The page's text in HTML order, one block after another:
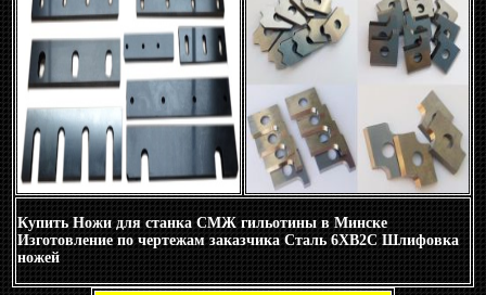
Купить Ножи для станка СМЖ гильотины в Минске
Изготовление по чертежам заказчика Сталь 6ХВ2С Шлифовка
ножей